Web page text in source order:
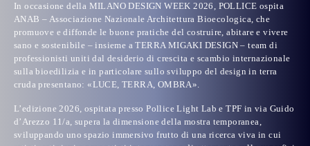
In occasione della MILANO DESIGN WEEK 2026 , POLLICE ospita
ANAB – Associazione Nazionale Architettura Bioecologica, che
promuove e diffonde le buone pratiche del costruire, abitare e vivere
sano e sostenibile –insieme a TERRA MIGAKI DESIGN – team di
professionisti uniti dal desiderio di crescita e scambio internazionale
sulla bioedilizia e in particolare sullo sviluppo del design in terra
crudapresentano: «LUCE, TERRA, OMBRA».
L’edizione 2026, ospitata pressoPollice Light Lab eTPF in via Guido
d’Arezzo 11/a, supera la dimensione della mostra temporanea,
sviluppando uno spazio immersivo frutto di una ricerca viva in cui